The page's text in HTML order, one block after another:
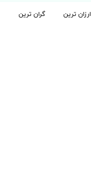
ارزان ترین گران ترین